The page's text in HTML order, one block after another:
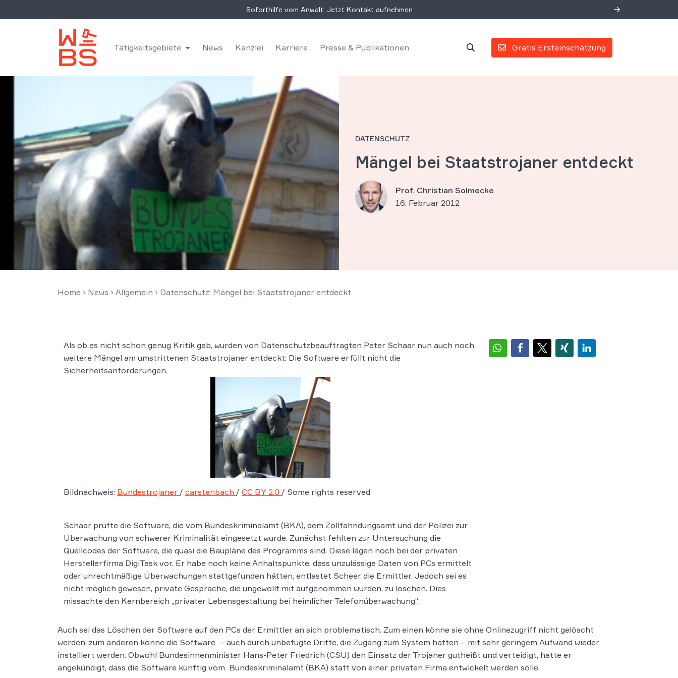
Soforthilfe vom Anwalt: Jetzt Kontakt aufnehmen
Gratis Ersteinschätzung
Tätigkeitsgebiete News Kanzlei Karriere Presse & Publikationen
DATENSCHUTZ
Mängel bei Staatstrojaner entdeckt
Prof. Christian Solmecke
16. Februar 2012
Home › News › Allgemein › Datenschutz: Mängel bei Staatstrojaner entdeckt
Als ob es nicht schon genug Kritik gab, wurden von Datenschutzbeauftragten Peter Schaar nun auch noch
weitere Mängel am umstrittenen Staatstrojaner entdeckt: Die Software erfüllt nicht die
Sicherheitsanforderungen.
Bildnachweis: Bundestrojaner / carstenbach / CC BY 2.0 / Some rights reserved
Schaar prüfte die Software, die vom Bundeskriminalamt (BKA), dem Zollfahndungsamt und der Polizei zur
Überwachung von schwerer Kriminalität eingesetzt wurde. Zunächst fehlten zur Untersuchung die
Quellcodes der Software, die quasi die Baupläne des Programms sind. Diese lägen noch bei der privaten
Herstellerfirma DigiTask vor. Er habe noch keine Anhaltspunkte, dass unzulässige Daten von PCs ermittelt
oder unrechtmäßige Überwachungen stattgefunden hätten, entlastet Scheer die Ermittler. Jedoch sei es
nicht möglich gewesen, private Gespräche, die ungewollt mit aufgenommen wurden, zu löschen. Dies
missachte den Kernbereich „privater Lebensgestaltung bei heimlicher Telefonüberwachung“.
Auch sei das Löschen der Software auf den PCs der Ermittler an sich problematisch. Zum einen könne sie ohne Onlinezugriff nicht gelöscht
werden, zum anderen könne die Software – auch durch unbefugte Dritte, die Zugang zum System hätten – mit sehr geringem Aufwand wieder
installiert werden. Obwohl Bundesinnenminister Hans-Peter Friedrich (CSU) den Einsatz der Trojaner gutheißt und verteidigt, hatte er
angekündigt, dass die Software künftig vom Bundeskriminalamt (BKA) statt von einer privaten Firma entwickelt werden solle.